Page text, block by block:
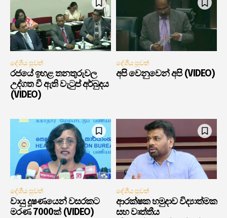
දේශීය පුවත්
රජයේ ඉහළ තනතුරුවල
උද්ගත වී ඇති වැටුප් අර්බුදය
(VIDEO)
දේශීය පුවත්
අපි වෙනුවෙන් අපි (VIDEO)
දේශීය පුවත්
වායු දූෂණයෙන් වසරකට
මරණ 7000ක් (VIDEO)
දේශීය පුවත්
ආරක්ෂක හමුදාව විද්‍යාත්මක
සහ වෘත්තීය